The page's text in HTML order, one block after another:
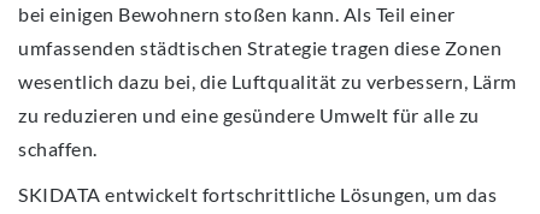
bei einigen Bewohnern stoßen kann. Als Teil einer
umfassenden städtischen Strategie tragen diese Zonen
wesentlich dazu bei, die Luftqualität zu verbessern, Lärm
zu reduzieren und eine gesündere Umwelt für alle zu
schaffen.
SKIDATA entwickelt fortschrittliche Lösungen, um das